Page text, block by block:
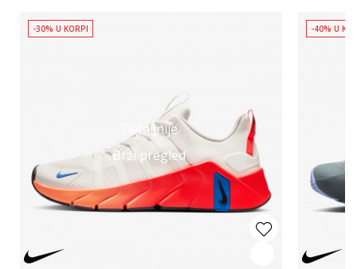
Detaljnije
Brzi pregled
-30% U KORPI -40% U